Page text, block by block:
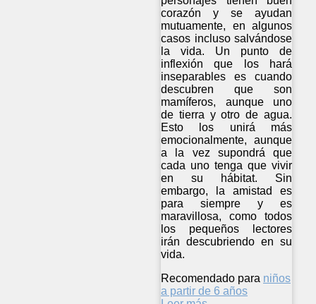
corazón y se ayudan
mutuamente, en algunos
casos incluso salvándose
la vida. Un punto de
inflexión que los hará
inseparables es cuando
descubren que son
mamíferos, aunque uno
de tierra y otro de agua.
Esto los unirá más
emocionalmente, aunque
a la vez supondrá que
cada uno tenga que vivir
en su hábitat. Sin
embargo, la amistad es
para siempre y es
maravillosa, como todos
los pequeños lectores
irán descubriendo en su
vida.
Recomendado para niños
a partir de 6 años